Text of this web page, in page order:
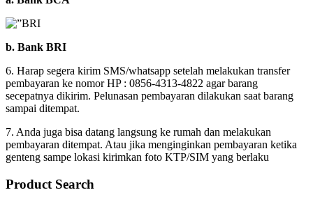
b. Bank BRI
6. Harap segera kirim SMS/whatsapp setelah melakukan transfer
pembayaran ke nomor HP : 0856-4313-4822 agar barang
secepatnya dikirim. Pelunasan pembayaran dilakukan saat barang
sampai ditempat.
7. Anda juga bisa datang langsung ke rumah dan melakukan
pembayaran ditempat. Atau jika menginginkan pembayaran ketika
genteng sampe lokasi kirimkan foto KTP/SIM yang berlaku
Product Search